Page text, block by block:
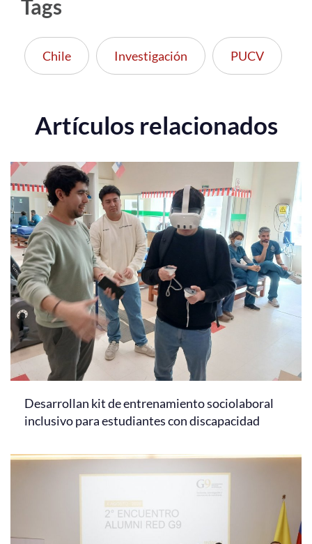
Tags
Chile Investigación PUCV
Artículos relacionados
Desarrollan kit de entrenamiento sociolaboral
inclusivo para estudiantes con discapacidad